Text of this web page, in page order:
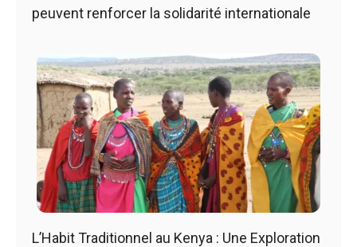
peuvent renforcer la solidarité internationale
L’Habit Traditionnel au Kenya : Une Exploration